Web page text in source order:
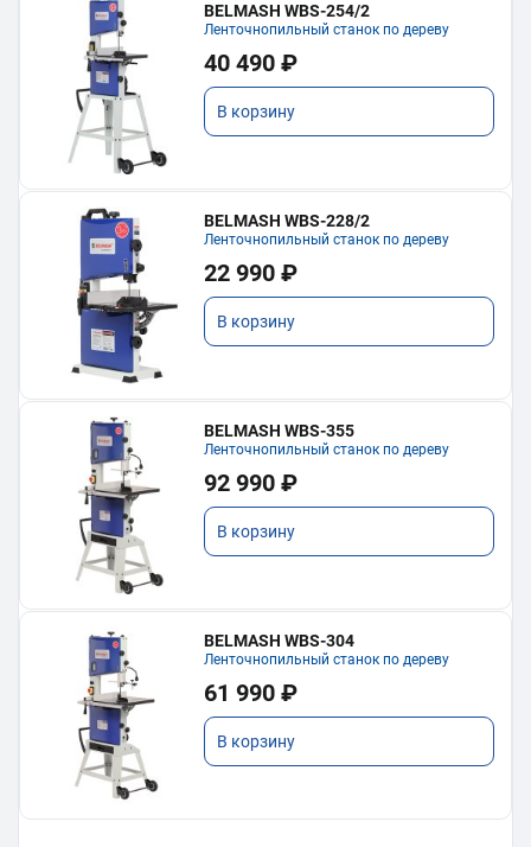
BELMASH WBS-254/2
Ленточнопильный станок по дереву
40 490 ₽
В корзину
BELMASH WBS-228/2
Ленточнопильный станок по дереву
22 990 ₽
В корзину
BELMASH WBS-355
Ленточнопильный станок по дереву
92 990 ₽
В корзину
BELMASH WBS-304
Ленточнопильный станок по дереву
61 990 ₽
В корзину